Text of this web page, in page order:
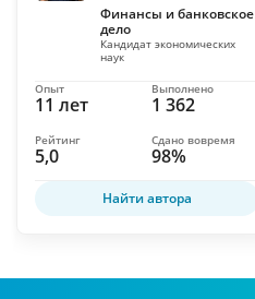
Финансы и банковское
дело
Кандидат экономических
наук
11 лет
Опыт
1 362
Выполнено
5,0
Рейтинг
98%
Сдано вовремя
Найти автора